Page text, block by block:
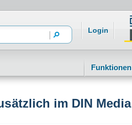
Login
Funktionen
im DIN Media